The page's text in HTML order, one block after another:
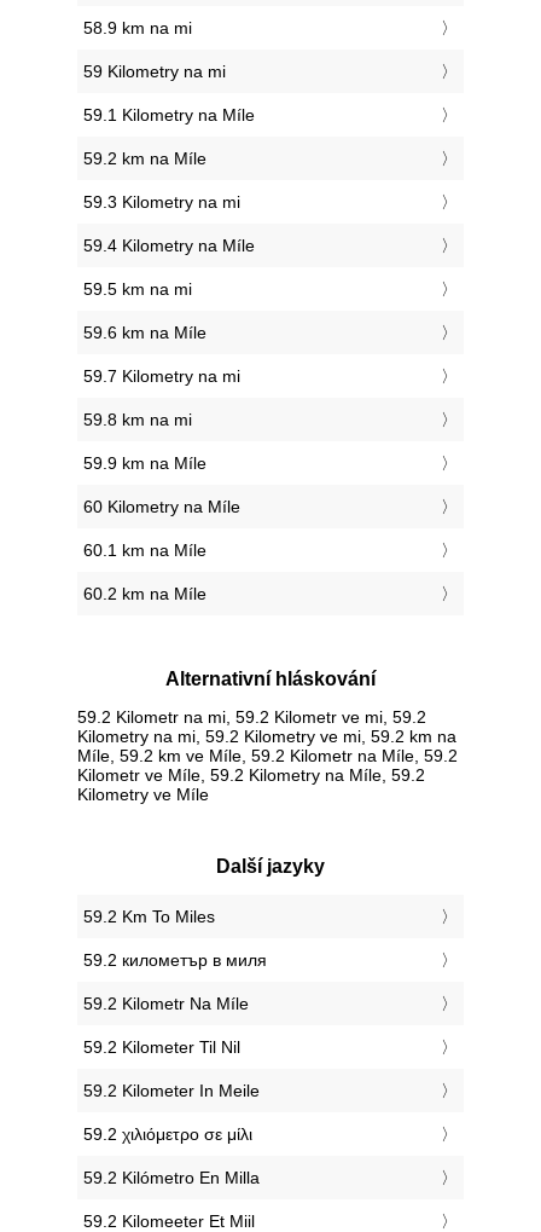
58.9 km na mi
59 Kilometry na mi
59.1 Kilometry na Míle
59.2 km na Míle
59.3 Kilometry na mi
59.4 Kilometry na Míle
59.5 km na mi
59.6 km na Míle
59.7 Kilometry na mi
59.8 km na mi
59.9 km na Míle
60 Kilometry na Míle
60.1 km na Míle
60.2 km na Míle
Alternativní hláskování
59.2 Kilometr na mi, 59.2 Kilometr ve mi, 59.2
Kilometry na mi, 59.2 Kilometry ve mi, 59.2 km na
Míle, 59.2 km ve Míle, 59.2 Kilometr na Míle, 59.2
Kilometr ve Míle, 59.2 Kilometry na Míle, 59.2
Kilometry ve Míle
Další jazyky
‎59.2 Km To Miles
‎59.2 километър в миля
‎59.2 Kilometr Na Míle
‎59.2 Kilometer Til Nil
‎59.2 Kilometer In Meile
‎59.2 χιλιόμετρο σε μίλι
‎59.2 Kilómetro En Milla
‎59.2 Kilomeeter Et Miil